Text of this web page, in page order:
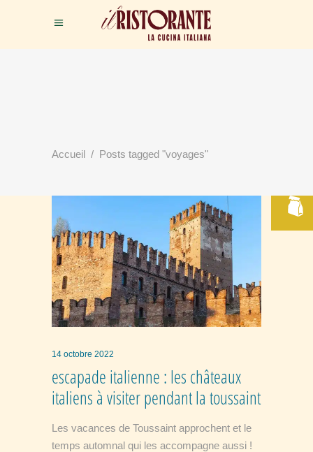
Accueil / Posts tagged "voyages"
14 octobre 2022
escapade italienne : les châteaux
italiens à visiter pendant la toussaint
Les vacances de Toussaint approchent et le
temps automnal qui les accompagne aussi !